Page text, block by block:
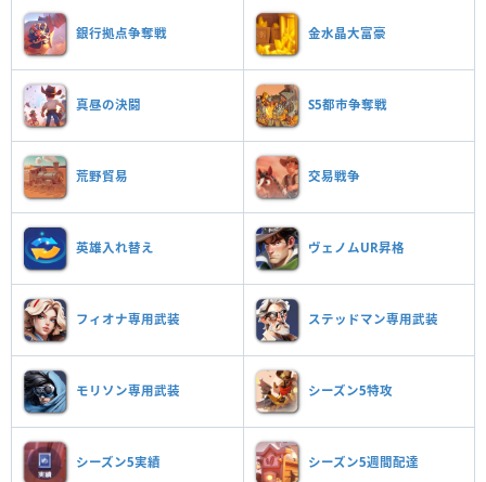
銀行拠点争奪戦 金水晶大富豪
真昼の決闘 S5都市争奪戦
荒野貿易 交易戦争
英雄入れ替え ヴェノムUR昇格
フィオナ専用武装 ステッドマン専用武装
モリソン専用武装 シーズン5特攻
シーズン5実績 シーズン5週間配達